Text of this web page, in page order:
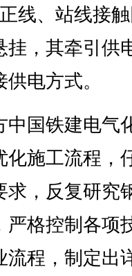
线、站线接
挂，其牵引供
电方式。
国铁建电气
化施工流程，
求，反复研究
严格控制各项
流程，制定出